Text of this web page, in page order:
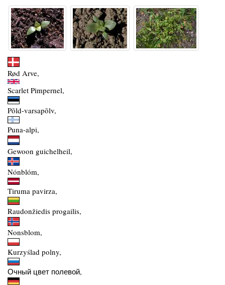
Rød Arve,
Scarlet Pimpernel,
Põld-varsapõlv,
Puna-alpi,
Gewoon guichelheil,
Nónblóm,
Tiruma pavirza,
Raudonžiedis progailis,
Nonsblom,
Kurzyślad polny,
Очный цвет полевой,